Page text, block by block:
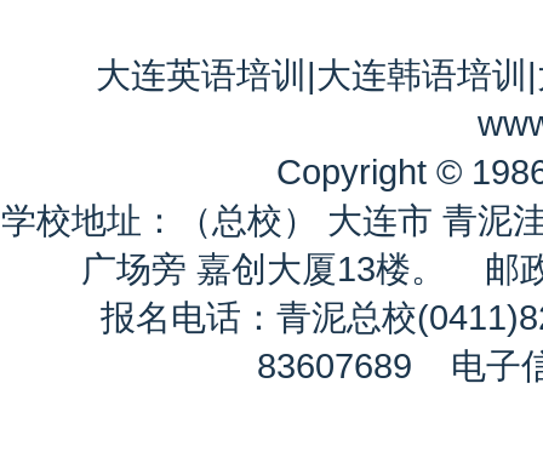
大连英语培训 |大连韩语培训 |
Copyright ©
学校地址：（总校） 大连市 青
广场旁 嘉创大厦13楼。 邮
报名电话：青泥总校
83607689 电子